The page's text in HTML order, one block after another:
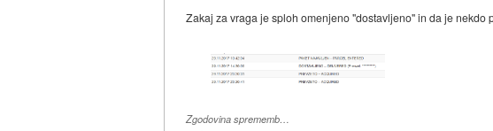
Zakaj za vraga je sploh omenjeno "dostavljeno" in da je
Zgodovina sprememb…